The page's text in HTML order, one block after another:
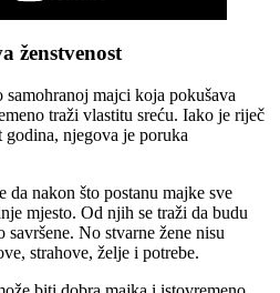
ženstvenost
majci koja pokušava
traži vlastitu sreću. Iako je riječ
godina, njegova je poruka
da nakon što postanu majke sve
mjesto. Od njih se traži da budu
No stvarne žene nisu
strahove, želje i potrebe.